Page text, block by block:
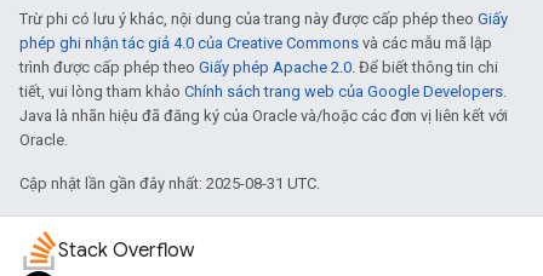
Trừ phi có lưu ý khác, nội dung của trang này được cấp phép theo Giấy
phép ghi nhận tác giả 4.0 của Creative Commons và các mẫu mã lập
trình được cấp phép theo Giấy phép Apache 2.0. Để biết thông tin chi
tiết, vui lòng tham khảo Chính sách trang web của Google Developers.
Java là nhãn hiệu đã đăng ký của Oracle và/hoặc các đơn vị liên kết với
Oracle.
Cập nhật lần gần đây nhất: 2025-08-31 UTC.
Stack Overflow